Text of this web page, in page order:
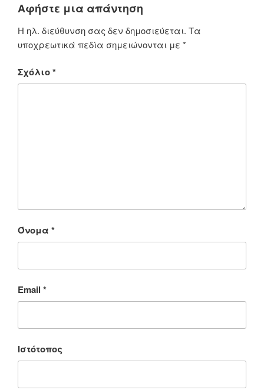
Αφήστε μια απάντηση
Η ηλ. διεύθυνση σας δεν δημοσιεύεται. Τα
υποχρεωτικά πεδία σημειώνονται με *
Σχόλιο*
Όνομα *
Email *
Ιστότοπος